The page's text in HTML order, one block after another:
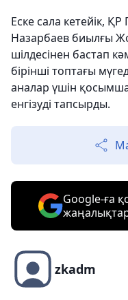
Еске сала кетейік,
Назарбаев биылғы
шілдесінен бастап
бірінші топтағы
аналар үшін
енгізуді тапсырды.
Google-ға
zkadm